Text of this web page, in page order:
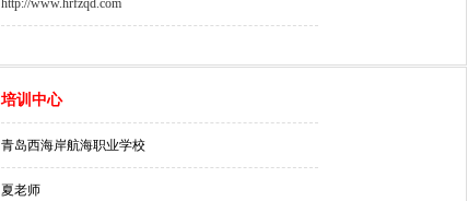
http://www.hrfzqd.com
培训中心
青岛西海岸航海职业学校
夏老师